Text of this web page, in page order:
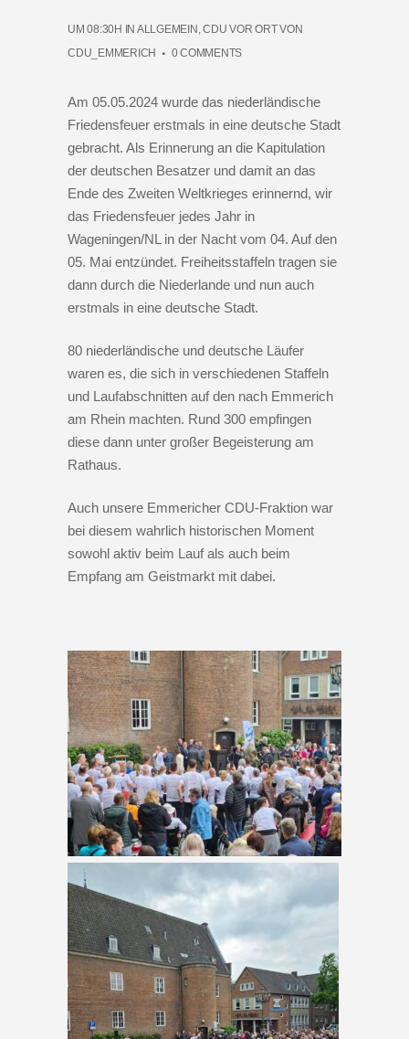
UM 08:30H IN ALLGEMEIN ,CDU VOR ORTVON
CDU_EMMERICH
0 COMMENTS
Am 05.05.2024 wurde das niederländische
Friedensfeuer erstmals in eine deutsche Stadt
gebracht. Als Erinnerung an die Kapitulation
der deutschen Besatzer und damit an das
Ende des Zweiten Weltkrieges erinnernd, wir
das Friedensfeuer jedes Jahr in
Wageningen/NL in der Nacht vom 04. Auf den
05. Mai entzündet. Freiheitsstaffeln tragen sie
dann durch die Niederlande und nun auch
erstmals in eine deutsche Stadt.
80 niederländische und deutsche Läufer
waren es, die sich in verschiedenen Staffeln
und Laufabschnitten auf den nach Emmerich
am Rhein machten. Rund 300 empfingen
diese dann unter großer Begeisterung am
Rathaus.
Auch unsere Emmericher CDU-Fraktion war
bei diesem wahrlich historischen Moment
sowohl aktiv beim Lauf als auch beim
Empfang am Geistmarkt mit dabei.